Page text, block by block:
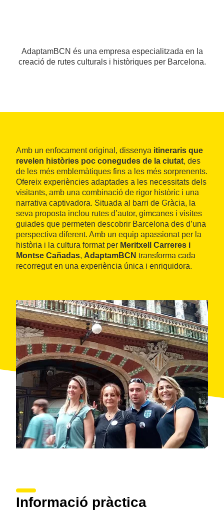
AdaptamBCN és una empresa especialitzada en la
creació de rutes culturals i històriques per Barcelona.
Amb un enfocament original, dissenya itineraris que
revelen històries poc conegudes de la ciutat, des
de les més emblemàtiques fins a les més sorprenents.
Ofereix experiències adaptades a les necessitats dels
visitants, amb una combinació de rigor històric i una
narrativa captivadora. Situada al barri de Gràcia, la
seva proposta inclou rutes d’autor, gimcanes i visites
guiades que permeten descobrir Barcelona des d’una
perspectiva diferent. Amb un equip apassionat per la
història i la cultura format per Meritxell Carreres i
Montse Cañadas, AdaptamBCN transforma cada
recorregut en una experiència única i enriquidora.
Informació pràctica